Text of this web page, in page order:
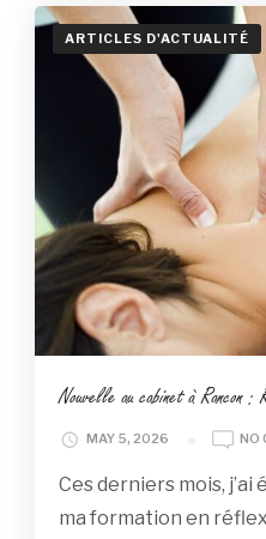
ARTICLES D'ACTUALITÉ
Nouvelle au cabinet à Rancon :
MAY 5, 2026 NO
Ces derniers mois,
ma formation en